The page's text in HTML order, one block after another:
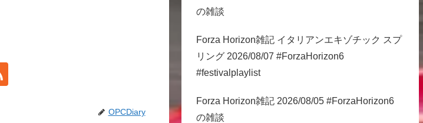
OPCDiary
の雑談
Forza Horizon雑記 イタリアンエキゾチック スプ
リング 2026/08/07 #ForzaHorizon6
#festivalplaylist
Forza Horizon雑記 2026/08/05 #ForzaHorizon6
の雑談